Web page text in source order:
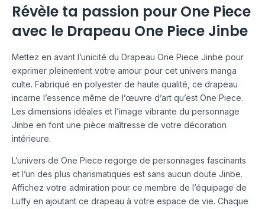
Révèle ta passion pour One Piece
avec le Drapeau One Piece Jinbe
Mettez en avant l’unicité du Drapeau One Piece Jinbe pour
exprimer pleinement votre amour pour cet univers manga
culte. Fabriqué en polyester de haute qualité, ce drapeau
incarne l’essence même de l’œuvre d’art qu’est One Piece.
Les dimensions idéales et l’image vibrante du personnage
Jinbe en font une pièce maîtresse de votre décoration
intérieure.
L’univers de One Piece regorge de personnages fascinants
et l’un des plus charismatiques est sans aucun doute Jinbe.
Affichez votre admiration pour ce membre de l’équipage de
Luffy en ajoutant ce drapeau à votre espace de vie. Chaque